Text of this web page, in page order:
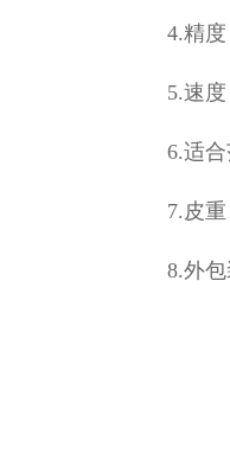
4.精
5.速
6.适
7.皮
8.外